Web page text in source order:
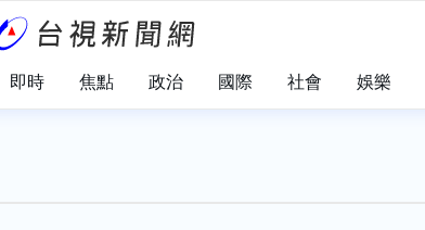
即時 焦點 政治 國際 社會 娛樂